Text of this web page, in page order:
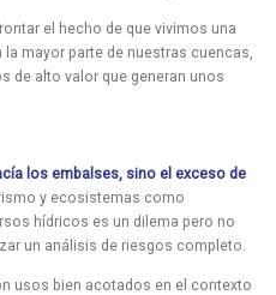
el hecho de que vivimos una
mayor parte de nuestras cuencas,
de alto valor que generan unos
los embalses, sino el exceso de
y ecosistemas como
hídricos es un dilema pero no
un análisis de riesgos completo.
usos bien acotados en el contexto